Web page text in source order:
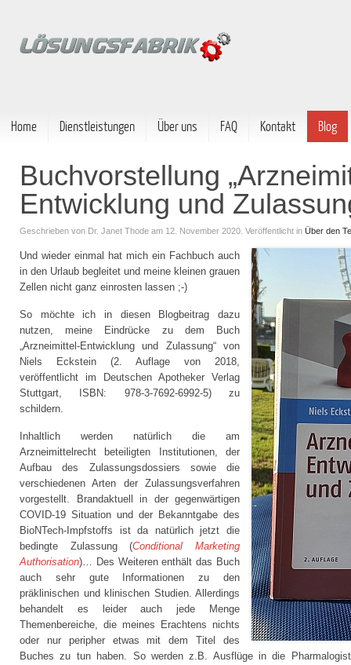
Home Dienstleistungen Über uns FAQ Kontakt Blog
Buchvorstellung
Entwicklung und
Geschrieben von Dr. Janet Thode am 12. November 2020. Veröffentlicht in Über den
Und wieder einmal hat mich ein Fachbuch auch
in den Urlaub begleitet und meine kleinen grauen
Zellen nicht ganz einrosten lassen ;-)
So möchte ich in diesen Blogbeitrag dazu
nutzen, meine Eindrücke zu dem Buch
„Arzneimittel-Entwicklung und Zulassung“ von
Niels Eckstein (2. Auflage von 2018,
veröffentlicht im Deutschen Apotheker Verlag
Stuttgart, ISBN: 978-3-7692-6992-5) zu
schildern.
Inhaltlich werden natürlich die am
Arzneimittelrecht beteiligten Institutionen, der
Aufbau des Zulassungsdossiers sowie die
verschiedenen Arten der Zulassungsverfahren
vorgestellt. Brandaktuell in der gegenwärtigen
COVID-19 Situation und der Bekanntgabe des
BioNTech-Impfstoffs ist da natürlich jetzt die
bedingte Zulassung (Conditional Marketing
Authorisation)… Des Weiteren enthält das Buch
auch sehr gute Informationen zu den
präklinischen und klinischen Studien. Allerdings
behandelt es leider auch jede Menge
Themenbereiche, die meines Erachtens nichts
oder nur peripher etwas mit dem Titel des
Buches zu tun haben. So werden z.B. Ausflüge in die